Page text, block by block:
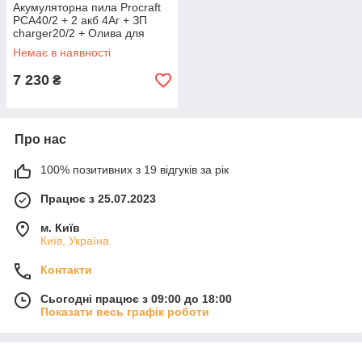
Акумуляторна пила Procraft
PCA40/2 + 2 акб 4Аг + ЗП
charger20/2 + Олива для
ланцюга 1л
Немає в наявності
7 230 ₴
Про нас
100% позитивних з 19 відгуків за рік
Працює з 25.07.2023
м. Київ
Київ, Україна
Контакти
Сьогодні працює з 09:00 до 18:00
Показати весь графік роботи